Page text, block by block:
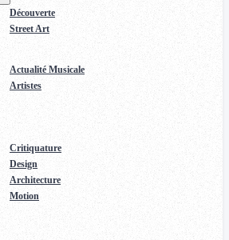
Découverte
Street Art
Actualité Musicale
Artistes
Critiquature
Design
Architecture
Motion